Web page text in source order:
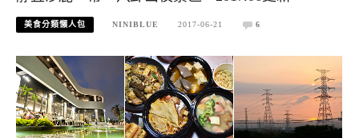
美食分類懶人包 NINIBLUE 2017-06-21 6